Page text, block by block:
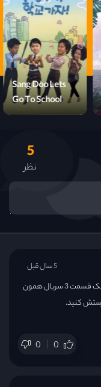
Sang Doo Lets
Go To School
5
نظر
سلام وباتشکر از سریالهای زیباتون لینک قسمت 3 سریال همون
0 0
5 سال قبل